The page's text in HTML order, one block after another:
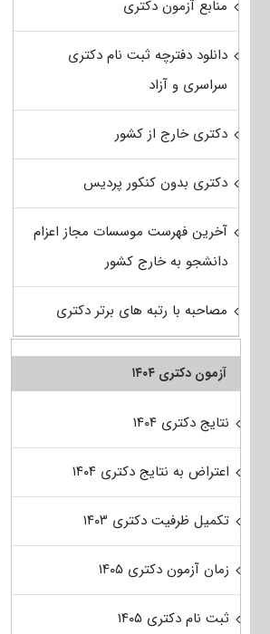
منابع آزمون دکتری
دانلود دفترچه ثبت نام دکتری
سراسری و آزاد
دکتری خارج از کشور
دکتری بدون کنکور پردیس
آخرین فهرست موسسات مجاز اعزام
دانشجو به خارج کشور
مصاحبه با رتبه های برتر دکتری
آزمون دکتری ۱۴۰۴
نتایج دکتری ۱۴۰۴
اعتراض به نتایج دکتری ۱۴۰۴
تکمیل ظرفیت دکتری ۱۴۰۳
زمان آزمون دکتری ۱۴۰۵
ثبت نام دکتری ۱۴۰۵